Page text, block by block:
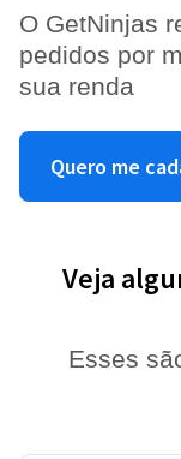
O GetNinjas
pedidos por
sua renda
Quero me
Veja
Esses